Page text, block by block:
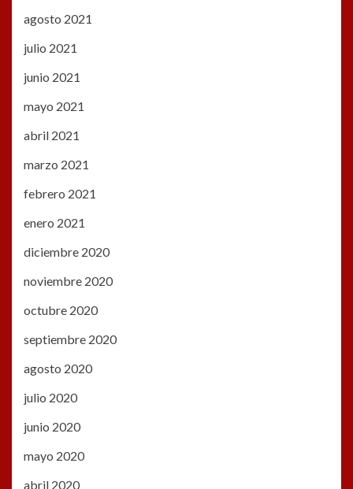
agosto 2021
julio 2021
junio 2021
mayo 2021
abril 2021
marzo 2021
febrero 2021
enero 2021
diciembre 2020
noviembre 2020
octubre 2020
septiembre 2020
agosto 2020
julio 2020
junio 2020
mayo 2020
abril 2020